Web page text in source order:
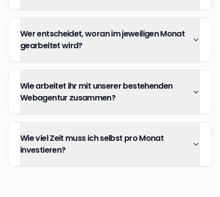
Wer entscheidet, woran im jeweiligen Monat
gearbeitet wird?
Wie arbeitet ihr mit unserer bestehenden
Webagentur zusammen?
Wie viel Zeit muss ich selbst pro Monat
investieren?